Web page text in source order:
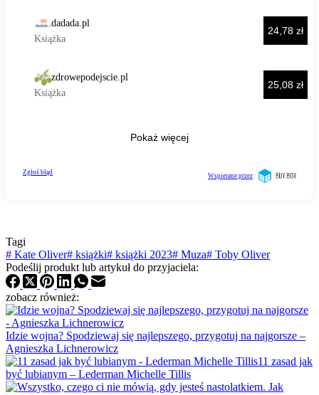
Tagi
# Kate Oliver# książki# książki 2023# Muza# Toby Oliver
Podeślij produkt lub artykuł do przyjaciela:
zobacz również:
Idzie wojna? Spodziewaj się najlepszego, przygotuj na najgorsze –
Agnieszka Lichnerowicz
11 zasad jak
być lubianym – Lederman Michelle Tillis